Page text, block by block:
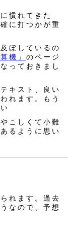
慣れてきた
に打つかが重
ぼしているの
機」 のページ
っておきまし
キスト、良い
れます。もう
こしくて小難
るように思い
れます。過去
なので、予想